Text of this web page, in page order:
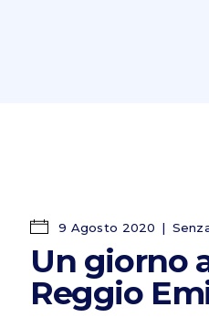
9 Agosto 2020
Un giorno
Reggio